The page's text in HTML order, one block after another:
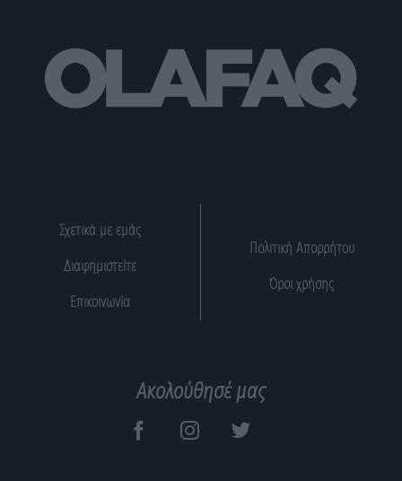
Σχετικά με εμάς
Διαφημιστείτε
Επικοινωνία
Πολιτική Απορρήτου
Όροι χρήσης
Ακολούθησέ μας